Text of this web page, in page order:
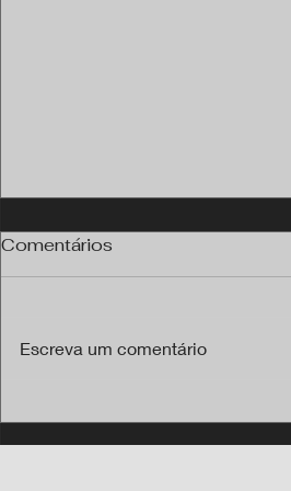
chega a 23 cidades de
Comentários
Escreva um comentário